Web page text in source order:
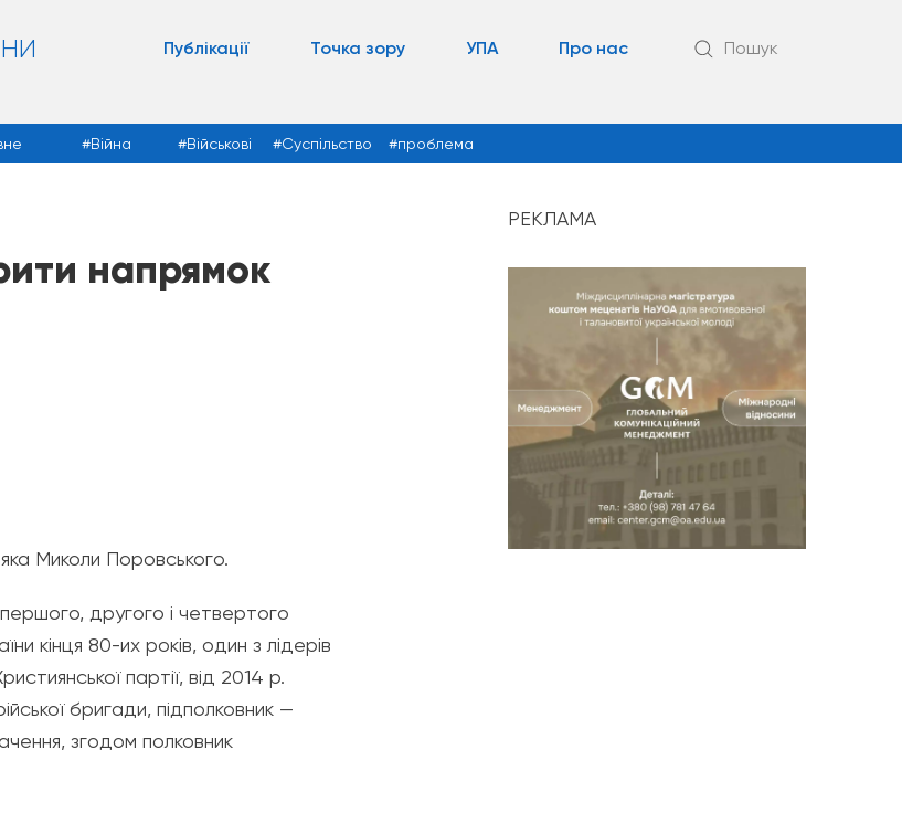
Публікації Точка зору УПА Про нас Пошук
Війна Військові Суспільство проблема
напрямок
Миколи Поровського.
другого і четвертого
кінця 80-их років, один з лідерів
партії, від 2014 р.
бригади, підполковник —
згодом полковник
РЕКЛАМА